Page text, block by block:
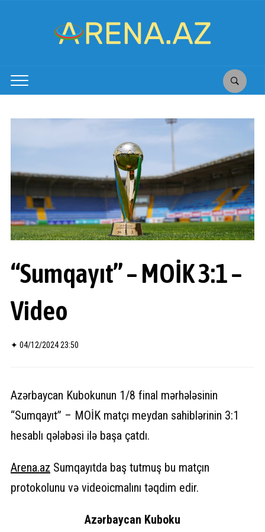
“Sumqayıt” – MOİK 3:1 –
Video
✦ 04/12/2024 23:50
Azərbaycan Kubokunun 1/8 final mərhələsinin
“Sumqayıt” – MOİK matçı meydan sahiblərinin 3:1
hesablı qələbəsi ilə başa çatdı.
Arena.az Sumqayıtda baş tutmuş bu matçın
protokolunu və videoicmalını təqdim edir.
Azərbaycan Kuboku